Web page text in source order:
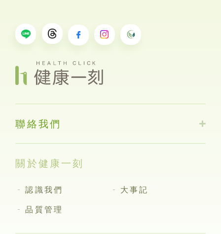
聯絡我們
關於健康一刻
認識我們
大事記
品質管理